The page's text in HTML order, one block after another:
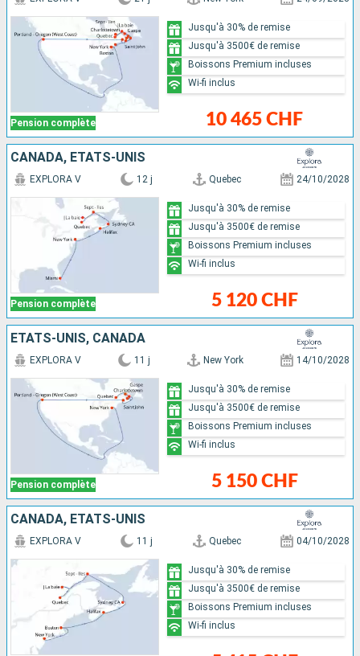
Pension complète 10 465 CHF
Jusqu'à 30% de remise
Jusqu'à 3500€ de remise
Boissons Premium incluses
Wi-fi inclus
CANADA, ÉTATS-UNIS
Pension complète
EXPLORA V 12 j Quebec 24/10/2028
5 120 CHF
Jusqu'à 30% de remise
Jusqu'à 3500€ de remise
Boissons Premium incluses
Wi-fi inclus
ÉTATS-UNIS, CANADA
Pension complète
EXPLORA V 11 j New York 14/10/2028
5 150 CHF
Jusqu'à 30% de remise
Jusqu'à 3500€ de remise
Boissons Premium incluses
Wi-fi inclus
CANADA, ÉTATS-UNIS
EXPLORA V 11 j Quebec 04/10/2028
Jusqu'à 30% de remise
Jusqu'à 3500€ de remise
Boissons Premium incluses
Wi-fi inclus